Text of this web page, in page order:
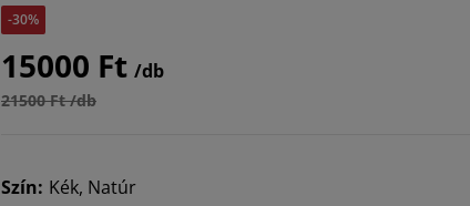
-30%
15000 Ft /db
21500 Ft /db
Szín: Kék, Natúr